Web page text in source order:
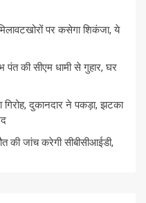
पर कसेगा शिकंजा, ये
की सीएम धामी से गुहार, घर
दुकानदार ने पकड़ा, झटका
की जांच करेगी सीबीसीआईडी,